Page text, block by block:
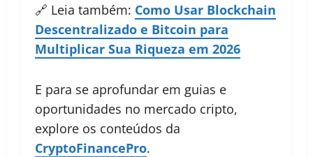
🔗 Leia também: Como Usar Blockchain
Descentralizado e Bitcoin para
Multiplicar Sua Riqueza em 2026
E para se aprofundar em guias e
oportunidades no mercado cripto,
explore os conteúdos da
CryptoFinancePro.